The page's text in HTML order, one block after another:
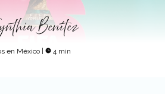
Benítez
en México 4 min